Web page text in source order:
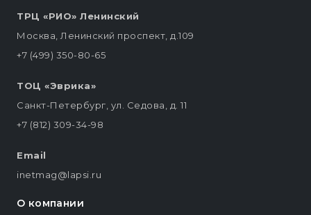
ТРЦ «РИО» Ленинский
Москва, Ленинский проспект, д.109
+7 (499) 350-80-65
ТОЦ «Эврика»
Санкт-Петербург, ул. Седова, д. 11
+7 (812) 309-34-98
Email
inetmag@lapsi.ru
О компании